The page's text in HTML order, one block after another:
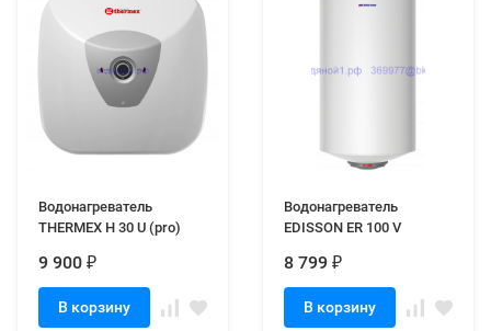
Водонагреватель
THERMEX H 30 U (pro)
9 900 ₽
В корзину
Водонагреватель
EDISSON ER 100 V
8 799 ₽
В корзину